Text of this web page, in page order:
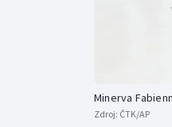
Minerva
Zdroj: ČTK/AP